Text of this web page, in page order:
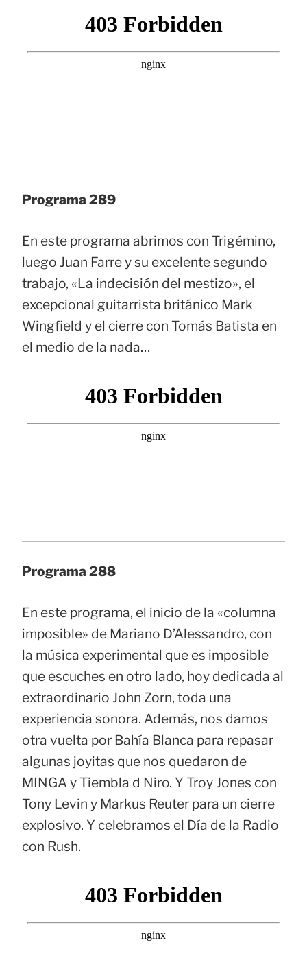
Programa 289
En este programa abrimos con Trigémino,
luego Juan Farre y su excelente segundo
trabajo, «La indecisión del mestizo», el
excepcional guitarrista británico Mark
Wingfield y el cierre con Tomás Batista en
el medio de la nada…
Programa 288
En este programa, el inicio de la «columna
imposible» de Mariano D’Alessandro, con
la música experimental que es imposible
que escuches en otro lado, hoy dedicada al
extraordinario John Zorn, toda una
experiencia sonora. Además, nos damos
otra vuelta por Bahía Blanca para repasar
algunas joyitas que nos quedaron de
MINGA y Tiembla d Niro. Y Troy Jones con
Tony Levin y Markus Reuter para un cierre
explosivo. Y celebramos el Día de la Radio
con Rush.